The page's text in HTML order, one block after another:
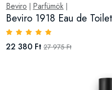
Beviro Parfümök
Beviro 1918 Eau de
22 380 Ft 27 975 Ft